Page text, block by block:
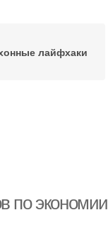
лайфхаки
по